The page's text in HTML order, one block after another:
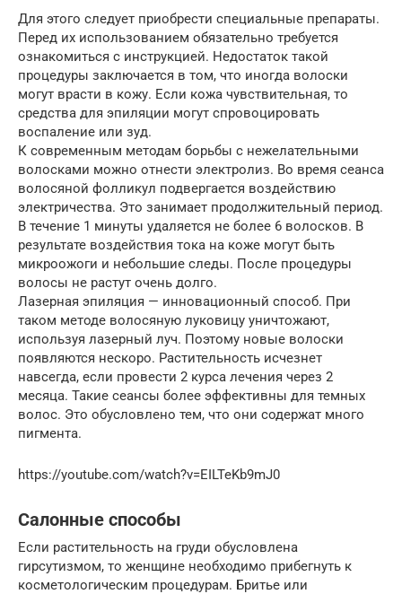
Для этого следует приобрести специальные препараты.
Перед их использованием обязательно требуется
ознакомиться с инструкцией. Недостаток такой
процедуры заключается в том, что иногда волоски
могут врасти в кожу. Если кожа чувствительная, то
средства для эпиляции могут спровоцировать
воспаление или зуд.
К современным методам борьбы с нежелательными
волосками можно отнести электролиз. Во время сеанса
волосяной фолликул подвергается воздействию
электричества. Это занимает продолжительный период.
В течение 1 минуты удаляется не более 6 волосков. В
результате воздействия тока на коже могут быть
микроожоги и небольшие следы. После процедуры
волосы не растут очень долго.
Лазерная эпиляция — инновационный способ. При
таком методе волосяную луковицу уничтожают,
используя лазерный луч. Поэтому новые волоски
появляются нескоро. Растительность исчезнет
навсегда, если провести 2 курса лечения через 2
месяца. Такие сеансы более эффективны для темных
волос. Это обусловлено тем, что они содержат много
пигмента.
https://youtube.com/watch?v=EILTeKb9mJ0
Салонные способы
Если растительность на груди обусловлена
гирсутизмом, то женщине необходимо прибегнуть к
косметологическим процедурам. Бритье или